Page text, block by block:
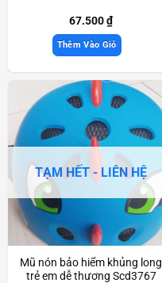
67.500₫
Thêm Vào Giỏ
TẠM HẾT - LIÊN HỆ
Mũ nón bảo hiểm khủng long
trẻ em dễ thương Scd3767